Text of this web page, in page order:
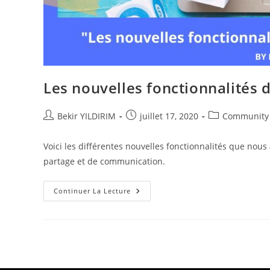
Les nouvelles fonctionnalités
Auteur/autrice
publication :
Bekir YILDIRIM
Publication
juillet 17, 2020
Post
Voici les différentes nouvelles fonctionnalités que nous
partage et de communication.
Continuer La Lecture Les
Nouvelles